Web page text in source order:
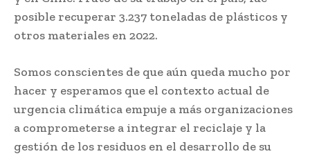
posible recuperar 3.237 toneladas de plásticos y
otros materiales en 2022.
Somos conscientes de que aún queda mucho por
hacer y esperamos que el contexto actual de
urgencia climática empuje a más organizaciones
a comprometerse a integrar el reciclaje y la
gestión de los residuos en el desarrollo de su